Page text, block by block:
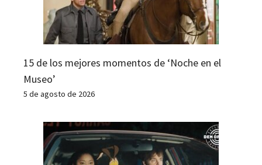
15 de los mejores momentos de ‘Noche en el
Museo’
5 de agosto de 2026